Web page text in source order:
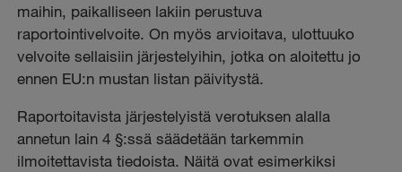
maihin, paikalliseen lakiin perustuva
raportointivelvoite. On myös arvioitava, ulottuuko
velvoite sellaisiin järjestelyihin, jotka on aloitettu jo
ennen EU:n mustan listan päivitystä.
Raportoitavista järjestelyistä verotuksen alalla
annetun lain 4 §:ssä säädetään tarkemmin
ilmoitettavista tiedoista. Näitä ovat esimerkiksi